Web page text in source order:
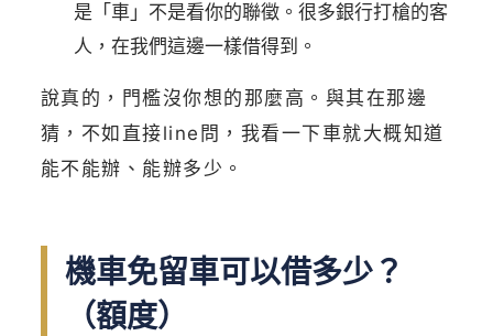
是「車」不是看你的聯徵。很多銀行打槍的客
人，在我們這邊一樣借得到。
說真的，門檻沒你想的那麼高。與其在那邊
猜，不如直接line問，我看一下車就大概知道
能不能辦、能辦多少。
機車免留車可以借多少？
（額度）